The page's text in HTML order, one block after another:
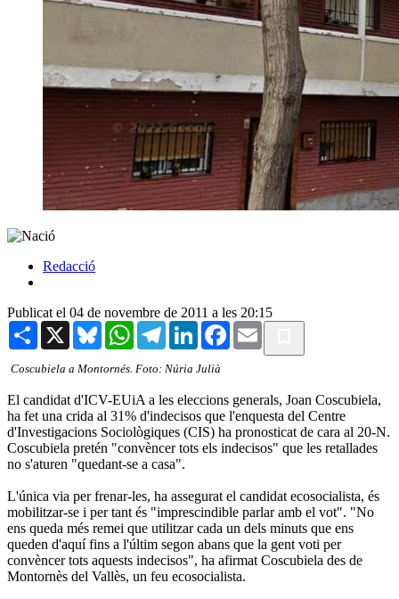
Redacció
Publicat el 04 de novembre de 2011 a les 20:15
Share X BlueskyWhatsAppTelegramLinkedInFacebook
Email
Coscubiela a Montornés. Foto: Núria Julià
El candidat d'ICV-EUiA a les eleccions generals, Joan Coscubiela,
ha fet una crida al 31% d'indecisos que l'enquesta del Centre
d'Investigacions Sociològiques (CIS) ha pronosticat de cara al 20-N.
Coscubiela pretén "convèncer tots els indecisos" que les retallades
no s'aturen "quedant-se a casa".
L'única via per frenar-les, ha assegurat el candidat ecosocialista, és
mobilitzar-se i per tant és "imprescindible parlar amb el vot". "No
ens queda més remei que utilitzar cada un dels minuts que ens
queden d'aquí fins a l'últim segon abans que la gent voti per
convèncer tots aquests indecisos", ha afirmat Coscubiela des de
Montornès del Vallès, un feu ecosocialista.